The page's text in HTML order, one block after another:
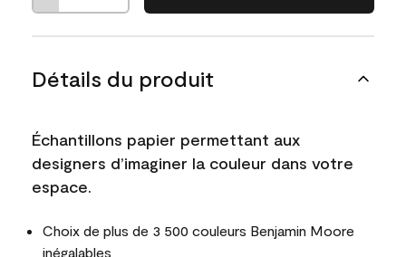
Détails du produit
Échantillons papier permettant aux
designers d’imaginer la couleur dans votre
espace.
Choix de plus de 3 500 couleurs Benjamin Moore
inégalables